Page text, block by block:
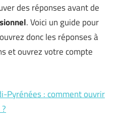
des réponses avant de
. Voici un guide pour
donc les réponses à
et ouvrez votre compte
Pyrénées : comment ouvrir